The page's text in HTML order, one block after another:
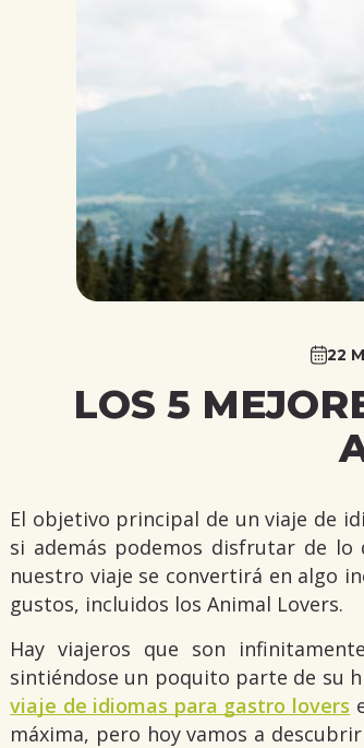
22
LOS 5
El objetivo principal de un viaje de
si además podemos disfrutar de
nuestro viaje se convertirá en algo
gustos, incluidos los Animal Lovers.
Hay viajeros que son
sintiéndose un poquito parte de su
viaje de idiomas para gastro lovers
máxima, pero hoy vamos a